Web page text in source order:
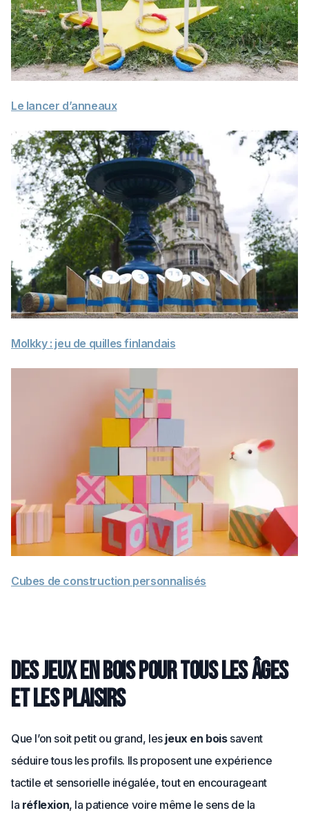
Le lancer d’anneaux
Molkky : jeu de quilles finlandais
Cubes de construction personnalisés
Des jeux en bois pour tous les âges
et les plaisirs
Que l’on soit petit ou grand, les jeux en boissavent
séduire tous les profils. Ils proposent une expérience
tactile et sensorielle inégalée, tout en encourageant
la réflexion, la patience voire même le sens de la